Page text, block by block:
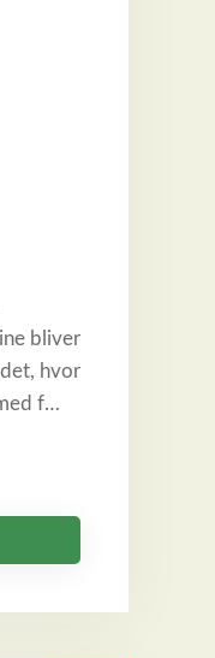
bliver
hvor
f…